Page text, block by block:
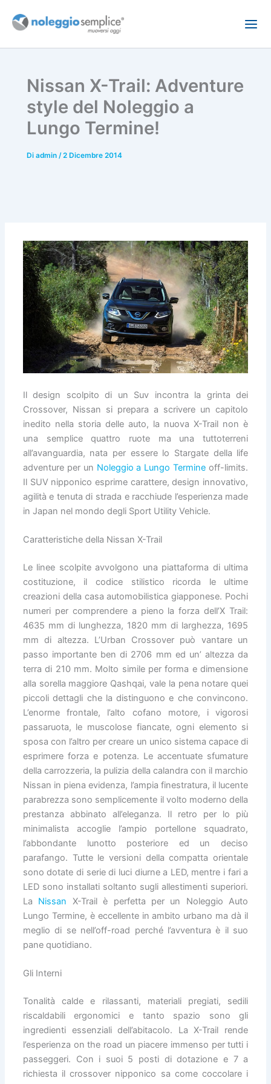
Nissan X-Trail: Adventure
style del Noleggio a
Lungo Termine!
Di admin /2 Dicembre 2014
Il design scolpito di un Suv incontra la grinta dei
Crossover, Nissan si prepara a scrivere un capitolo
inedito nella storia delle auto, la nuova X-Trail non è
una semplice quattro ruote ma una tuttoterreni
all’avanguardia, nata per essere lo Stargate della life
adventure per un Noleggio a Lungo Termine off-limits.
Il SUV nipponico esprime carattere, design innovativo,
agilità e tenuta di strada e racchiude l’esperienza made
in Japan nel mondo degli Sport Utility Vehicle.
Caratteristiche della Nissan X-Trail
Le linee scolpite avvolgono una piattaforma di ultima
costituzione, il codice stilistico ricorda le ultime
creazioni della casa automobilistica giapponese. Pochi
numeri per comprendere a pieno la forza dell’X Trail:
4635 mm di lunghezza, 1820 mm di larghezza, 1695
mm di altezza. L’Urban Crossover può vantare un
passo importante ben di 2706 mm ed un’ altezza da
terra di 210 mm. Molto simile per forma e dimensione
alla sorella maggiore Qashqai, vale la pena notare quei
piccoli dettagli che la distinguono e che convincono.
L’enorme frontale, l’alto cofano motore, i vigorosi
passaruota, le muscolose fiancate, ogni elemento si
sposa con l’altro per creare un unico sistema capace di
esprimere forza e potenza. Le accentuate sfumature
della carrozzeria, la pulizia della calandra con il marchio
Nissan in piena evidenza, l’ampia finestratura, il lucente
parabrezza sono semplicemente il volto moderno della
prestanza abbinato all’eleganza. Il retro per lo più
minimalista accoglie l’ampio portellone squadrato,
l’abbondante lunotto posteriore ed un deciso
parafango. Tutte le versioni della compatta orientale
sono dotate di serie di luci diurne a LED, mentre i fari a
LED sono installati soltanto sugli allestimenti superiori.
La Nissan X-Trail è perfetta per un Noleggio Auto
Lungo Termine, è eccellente in ambito urbano ma dà il
meglio di se nell’off-road perché l’avventura è il suo
pane quotidiano.
Gli Interni
Tonalità calde e rilassanti, materiali pregiati, sedili
riscaldabili ergonomici e tanto spazio sono gli
ingredienti essenziali dell’abitacolo. La X-Trail rende
l’esperienza on the road un piacere immenso per tutti i
passeggeri. Con i suoi 5 posti di dotazione e 7 a
richiesta il crossover nipponico sa come coccolare i